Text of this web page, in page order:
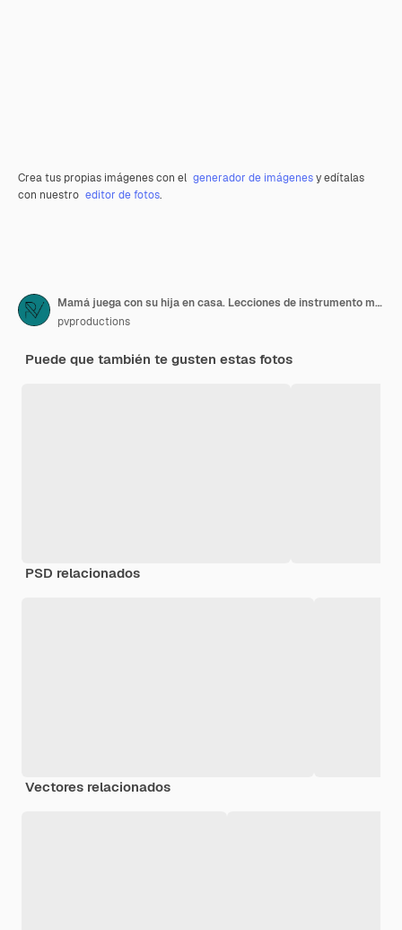
Crea tus propias imágenes con el generador de imágenesy edítalas
con nuestro editor de fotos.
Mamá juega con su hija en casa. Lecciones de instrumento musical. Desarrollo infantil y valores familiares. El concepto de amistad y familia de los niños.
pvproductions
Puede que también te gusten estas fotos
PSD relacionados
Vectores relacionados